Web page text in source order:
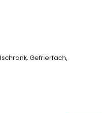
Gefrierfach,